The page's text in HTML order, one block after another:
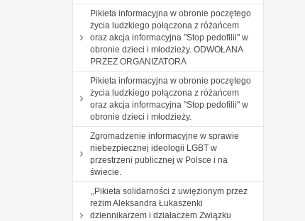
Pikieta informacyjna w obronie poczętego
życia ludzkiego połączona z różańcem
oraz akcja informacyjna "Stop pedofilii" w
obronie dzieci i młodzieży. ODWOŁANA
PRZEZ ORGANIZATORA
Pikieta informacyjna w obronie poczętego
życia ludzkiego połączona z różańcem
oraz akcja informacyjna "Stop pedofilii" w
obronie dzieci i młodzieży.
Zgromadzenie informacyjne w sprawie
niebezpiecznej ideologii LGBT w
przestrzeni publicznej w Polsce i na
świecie.
,,Pikieta solidarności z uwięzionym przez
reżim Aleksandra Łukaszenki
dziennikarzem i działaczem Związku